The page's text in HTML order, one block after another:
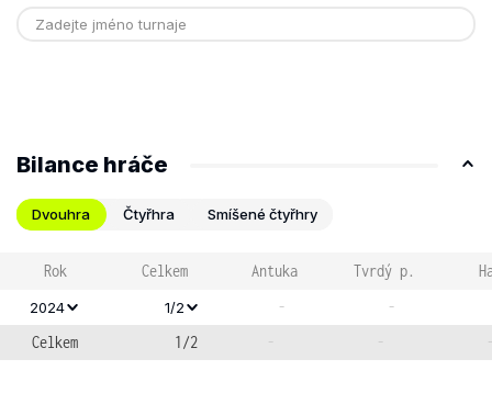
Bilance hráče
Dvouhra Čtyřhra Smíšené čtyřhry
Rok Celkem Antuka Tvrdý p.
2024 1/2 -
-
Celkem
1/2 - -